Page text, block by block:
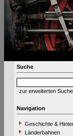
Suche
zur erweiterten Suche
Navigation
Geschichte &
Länderbahnen